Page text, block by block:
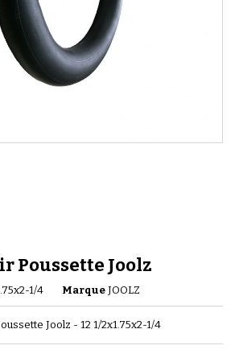
Poussette Joolz
1/4 Marque JOOLZ
Joolz - 12 1/2x1.75x2-1/4